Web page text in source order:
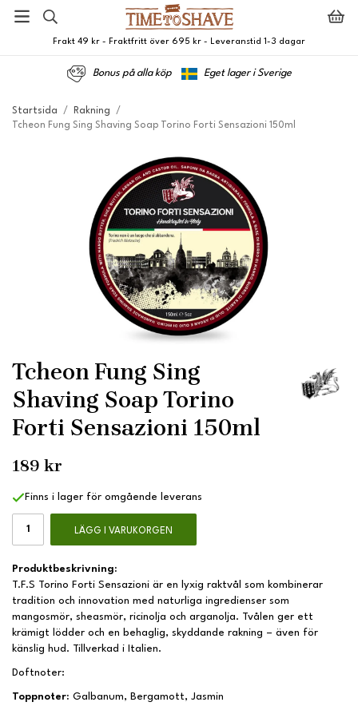
Frakt 49 kr - Fraktfritt över 695 kr - Leveranstid 1-3 dagar
Bonus på alla köp Eget lager i Sverige
Startsida / Rakning
/
Tcheon Fung Sing Shaving Soap Torino Forti Sensazioni 150ml
Tcheon Fung Sing
Shaving Soap Torino
Forti Sensazioni 150ml
189 kr
Finns i lager för omgående leverans
LÄGG I VARUKORGEN
Produktbeskrivning:
T.F.S Torino Forti Sensazioni är en lyxig raktvål som kombinerar
tradition och innovation med naturliga ingredienser som
mangosmör, sheasmör, ricinolja och arganolja. Tvålen ger ett
krämigt lödder och en behaglig, skyddande rakning – även för
känslig hud. Tillverkad i Italien.
Doftnoter:
Toppnoter: Galbanum, Bergamott, Jasmin